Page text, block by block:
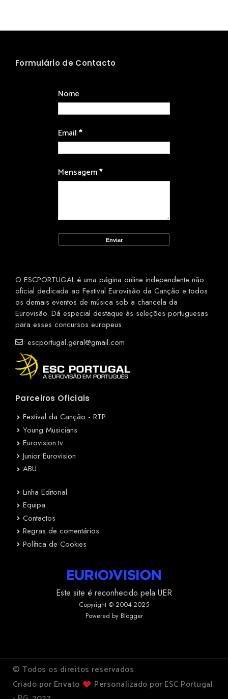
Formulário de Contacto
Nome
Email*
Mensagem*
O ESCPORTUGAL é uma página online independente não
oficial dedicada ao Festival Eurovisão da Canção e todos
os demais eventos de música sob a chancela da
Eurovisão. Dá especial destaque às seleções portuguesas
para esses concursos europeus.
escportugal.geral@gmail.com
Parceiros Oficiais
Festival da Canção - RTP
Young Musicians
Eurovision.tv
Junior Eurovision
ABU
Linha Editorial
Equipa
Contactos
Regras de comentários
Política de Cookies
Este site é reconhecido pela UER
Copyright © 2004-2025
Powered by Blogger
© Todos os direitos reservados
Criado por Envato
Personalizado por ESC Portugal